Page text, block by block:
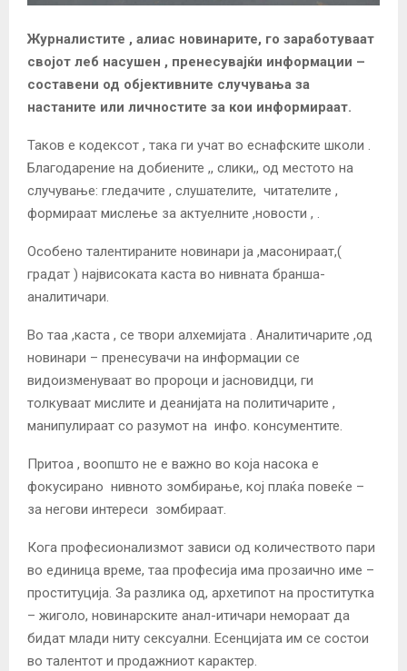
Журналистите , алиас новинарите, го заработуваат
своjот леб насушен , пренесуваjќи информации –
составени од обjективните случувања за
настаните или личностите за кои информираат.
Таков е кодексот , така ги учат во еснафските школи .
Благодарение на добиените ,, слики,, од местото на
случување: гледачите , слушателите, читателите ,
формираат мислење за актуелните ,новости , .
Особено талентираните новинари jа ,масонираат,(
градат ) наjвисоката каста во нивната бранша-
аналитичари.
Во таа ,каста , се твори алхемиjата . Аналитичарите ,од
новинари – пренесувачи на информации се
видоизменуваат во пророци и jасновидци, ги
толкуваат мислите и деаниjата на политичарите ,
манипулираат со разумот на инфо. консументите.
Притоа , воопшто не е важно во коjа насока е
фокусирано нивното зомбирање, коj плаќа повеќе –
за негови интереси зомбираат.
Кога професионализмот зависи од количеството пари
во единица време, таа професиjа има прозаично име –
проституциjа. За разлика од, архетипот на проститутка
– жиголо, новинарските анал-итичари немораат да
бидат млади ниту сексуални. Есенциjата им се состои
во талентот и продажниот карактер.